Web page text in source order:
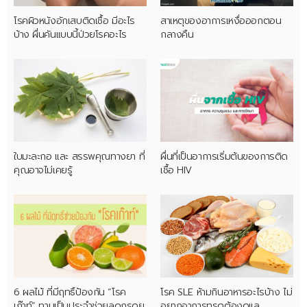
โรคผิวหนังอักเสบติดเชื้อ มีอะไร
บ้าง ผื่นคันแบบนี้ป่วยโรคอะไร
สาเหตุของอาการเหงื่อออกตอน
กลางคืน
ใบมะละกอ และ สรรพคุณทางยา ที่
คุณอาจไม่เคยรู้
ผื่นที่เป็นอาการเริ่มต้นของการติด
เชื้อ HIV
6 ผลไม้ ที่มีฤทธิ์ป้องกัน “โรค
โรค SLE ห้ามกินอาหารอะไรบ้าง ไม่